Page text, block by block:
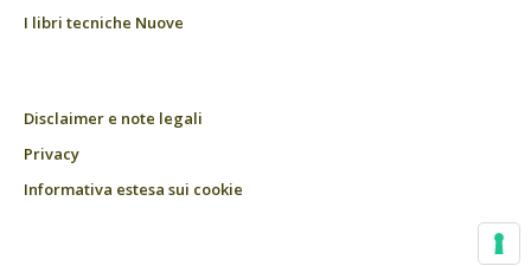
I libri tecniche Nuove
Disclaimer e note legali
Privacy
Informativa estesa sui cookie